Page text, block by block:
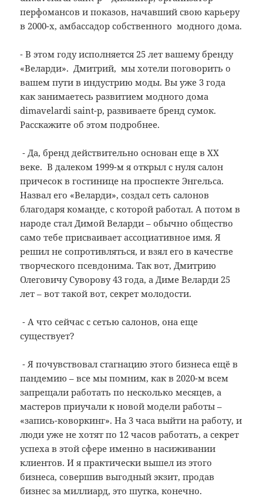
перфомансов и показов, начавший свою карьеру
в 2000-х, амбассадор собственного модного дома.
⁃ В этом году исполняется 25 лет вашему бренду
«Веларди». Дмитрий, мы хотели поговорить о
вашем пути в индустрию моды. Вы уже 3 года
как занимаетесь развитием модного дома
dimavelardi saint-p, развиваете бренд сумок.
Расскажите об этом подробнее.
⁃ Да, бренд действительно основан еще в ХХ
веке. В далеком 1999-м я открыл с нуля салон
причесок в гостинице на проспекте Энгельса.
Назвал его «Веларди», создал сеть салонов
благодаря команде, с которой работал. А потом в
народе стал Димой Веларди – обычно общество
само тебе присваивает ассоциативное имя. Я
решил не сопротивляться, и взял его в качестве
творческого псевдонима. Так вот, Дмитрию
Олеговичу Суворову 43 года, а Диме Веларди 25
лет – вот такой вот, секрет молодости.
⁃ А что сейчас с сетью салонов, она еще
существует?
⁃ Я почувствовал стагнацию этого бизнеса ещё в
пандемию – все мы помним, как в 2020-м всем
запрещали работать по несколько месяцев, а
мастеров приучали к новой модели работы –
«запись-коворкинг». На 3 часа выйти на работу, и
люди уже не хотят по 12 часов работать, а секрет
успеха в этой сфере именно в насиживании
клиентов. И я практически вышел из этого
бизнеса, совершив выгодный экзит, продав
бизнес за миллиард, это шутка, конечно.